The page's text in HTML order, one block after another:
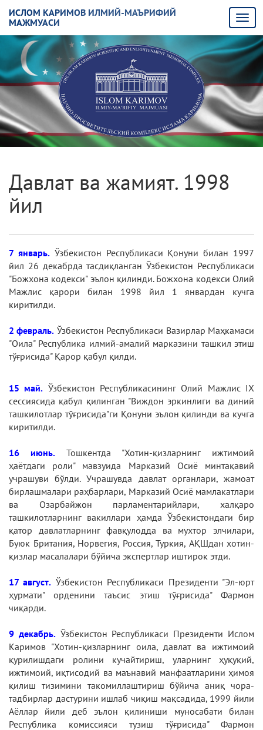
ИСЛОМ КАРИМОВ ИЛМИЙ-МАЪРИФИЙ
МАЖМУАСИ
Давлат ва жамият. 1998
йил
7 январь.Ўзбекистон Республикаси Қонуни билан 1997
йил 26 декабрда тасдиқланган Ўзбекистон Республикаси
"Божхона кодекси" эълон қилинди. Божхона кодекси Олий
Мажлис қарори билан 1998 йил 1 январдан кучга
киритилди.
2 февраль. Ўзбекистон Республикаси Вазирлар Маҳкамаси
"Оила" Республика илмий-амалий марказини ташкил этиш
тўғрисида" Қарор қабул қилди.
15 май. Ўзбекистон Республикасининг Олий Мажлис IX
сессиясида қабул қилинган "Виждон эркинлиги ва диний
ташкилотлар тўғрисида"ги Қонуни эълон қилинди ва кучга
киритилди.
16 июнь. Тошкентда "Хотин-қизларнинг ижтимоий
ҳаётдаги роли" мавзуида Марказий Осиё минтақавий
учрашуви бўлди. Учрашувда давлат органлари, жамоат
бирлашмалари раҳбарлари, Марказий Осиё мамлакатлари
ва Озарбайжон парламентарийлари, халқаро
ташкилотларнинг вакиллари ҳамда Ўзбекистондаги бир
қатор давлатларнинг фавқулодда ва мухтор элчилари,
Буюк Британия, Норвегия, Россия, Туркия, АҚШдан хотин-
қизлар масалалари бўйича экспертлар иштирок этди.
17 август. Ўзбекистон Республикаси Президенти "Эл-юрт
ҳурмати" орденини таъсис этиш тўғрисида" Фармон
чиқарди.
9 декабрь.Ўзбекистон Республикаси Президенти Ислом
Каримов "Хотин-қизларнинг оила, давлат ва ижтимоий
қурилишдаги ролини кучайтириш, уларнинг ҳуқуқий,
ижтимоий, иқтисодий ва маънавий манфаатларини ҳимоя
қилиш тизимини такомиллаштириш бўйича аниқ чора-
тадбирлар дастурини ишлаб чиқиш мақсадида, 1999 йили
Аёллар йили деб эълон қилиниши муносабати билан
Республика комиссияси тузиш тўғрисида" Фармон